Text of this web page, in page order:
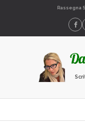
Rassegna